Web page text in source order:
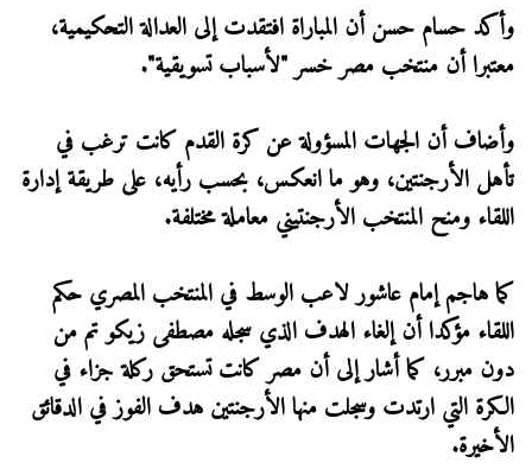
وأكد حسام حسن أن المباراة افتقدت إلى العدالة التحكيمية،
معتبرا أن منتخب مصر خسر "لأسباب تسويقية".
وأضاف أن الجهات المسؤولة عن كرة القدم كانت ترغب في
تأهل الأرجنتين، وهو ما انعكس، بحسب رأيه، على طريقة إدارة
اللقاء ومنح المنتخب الأرجنتيني معاملة مختلفة.
كما هاجم إمام عاشور لاعب الوسط في المنتخب المصري حكم
اللقاء مؤكدا أن إلغاء الهدف الذي سجله مصطفى زيكو تم من
دون مبرر، كما أشار إلى أن مصر كانت تستحق ركلة جزاء في
الكرة التي ارتدت وسجلت منها الأرجنتين هدف الفوز في الدقائق
الأخيرة.